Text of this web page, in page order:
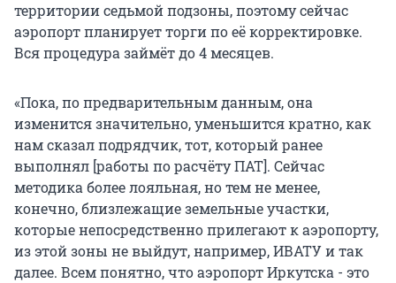
территории седьмой подзоны, поэтому сейчас
аэропорт планирует торги по её корректировке.
Вся процедура займёт до 4 месяцев.
«Пока, по предварительным данным, она
изменится значительно, уменьшится кратно, как
нам сказал подрядчик, тот, который ранее
выполнял [работы по расчёту ПАТ]. Сейчас
методика более лояльная, но тем не менее,
конечно, близлежащие земельные участки,
которые непосредственно прилегают к аэропорту,
из этой зоны не выйдут, например, ИВАТУ и так
далее. Всем понятно, что аэропорт Иркутска - это